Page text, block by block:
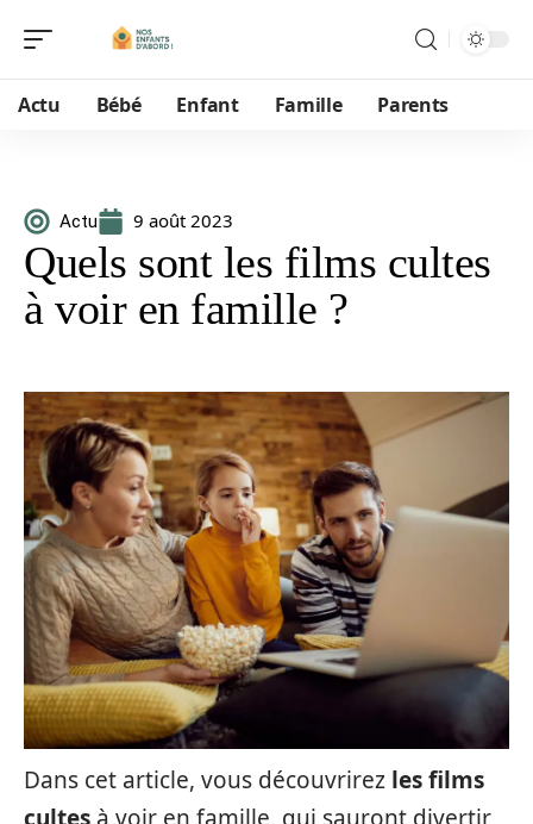
Actu Bébé Enfant Famille Parents
Actu 9 août 2023
Quels sont les films cultes
à voir en famille ?
Dans cet article, vous découvrirez les films